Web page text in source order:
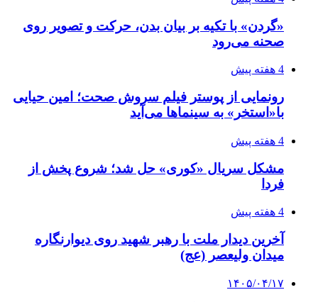
«گردن» با تکیه بر بیان بدن، حرکت و تصویر روی
صحنه می‌رود
4 هفته پیش
رونمایی از پوستر فیلم سروش صحت؛ امین حیایی
با«استخر» به سینماها می‌آید
4 هفته پیش
مشکل سریال «کوری» حل شد؛ شروع پخش از
فردا
4 هفته پیش
آخرین دیدار ملت با رهبر شهید روی دیوارنگاره
میدان ولیعصر (عج)
۱۴۰۵/۰۴/۱۷